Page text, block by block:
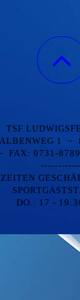
TSF
1 ~
FAX: 0731-
DO.: 17 -